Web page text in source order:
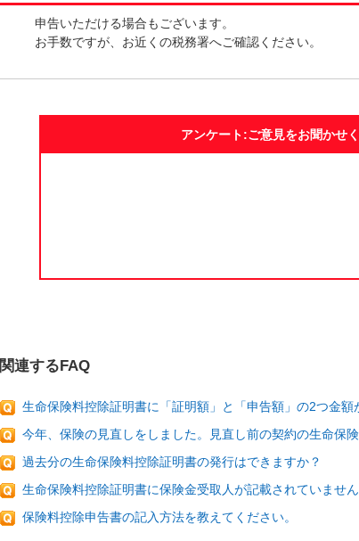
申告いただける場合もございます。
お手数ですが、お近くの税務署へご確認ください。
アンケート:ご意見をお聞かせ
関連するFAQ
生命保険料控除証明書に「証明額」と「申告額」の2つ金額
今年、保険の見直しをしました。見直し前の契約の生命保
過去分の生命保険料控除証明書の発行はできますか？
生命保険料控除証明書に保険金受取人が記載されていませ
保険料控除申告書の記入方法を教えてください。